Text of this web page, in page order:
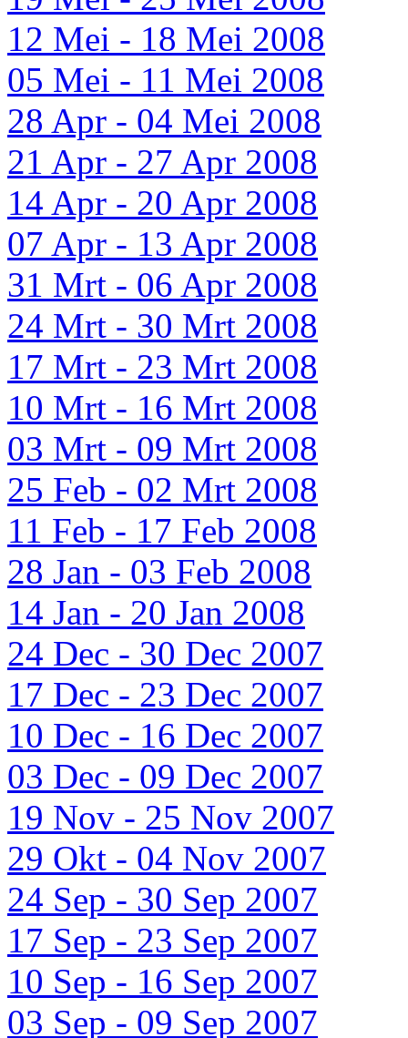
12 Mei - 18 Mei 2008
05 Mei - 11 Mei 2008
28 Apr - 04 Mei 2008
21 Apr - 27 Apr 2008
14 Apr - 20 Apr 2008
07 Apr - 13 Apr 2008
31 Mrt - 06 Apr 2008
24 Mrt - 30 Mrt 2008
17 Mrt - 23 Mrt 2008
10 Mrt - 16 Mrt 2008
03 Mrt - 09 Mrt 2008
25 Feb - 02 Mrt 2008
11 Feb - 17 Feb 2008
28 Jan - 03 Feb 2008
14 Jan - 20 Jan 2008
24 Dec - 30 Dec 2007
17 Dec - 23 Dec 2007
10 Dec - 16 Dec 2007
03 Dec - 09 Dec 2007
19 Nov - 25 Nov 2007
29 Okt - 04 Nov 2007
24 Sep - 30 Sep 2007
17 Sep - 23 Sep 2007
10 Sep - 16 Sep 2007
03 Sep - 09 Sep 2007